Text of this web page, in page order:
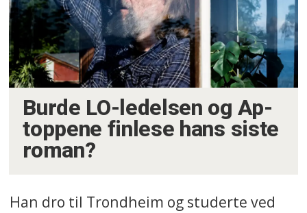
Burde LO-ledelsen og Ap-
toppene finlese hans siste
roman?
Han dro til Trondheim og studerte ved